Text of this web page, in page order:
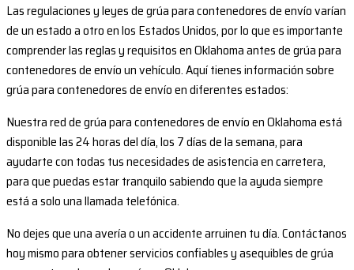
Las regulaciones y leyes de grúa para contenedores de envío varían
de un estado a otro en los Estados Unidos, por lo que es importante
comprender las reglas y requisitos en Oklahoma antes de grúa para
contenedores de envío un vehículo. Aquí tienes información sobre
grúa para contenedores de envío en diferentes estados:
Nuestra red de grúa para contenedores de envío en Oklahoma está
disponible las 24 horas del día, los 7 días de la semana, para
ayudarte con todas tus necesidades de asistencia en carretera,
para que puedas estar tranquilo sabiendo que la ayuda siempre
está a solo una llamada telefónica.
No dejes que una avería o un accidente arruinen tu día. Contáctanos
hoy mismo para obtener servicios confiables y asequibles de grúa